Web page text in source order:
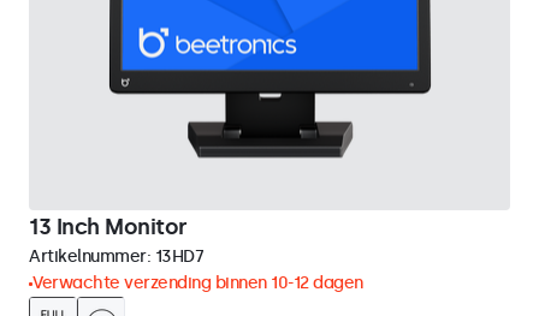
13 Inch Monitor
Artikelnummer: 13HD7
Verwachte verzending binnen 10-12 dagen